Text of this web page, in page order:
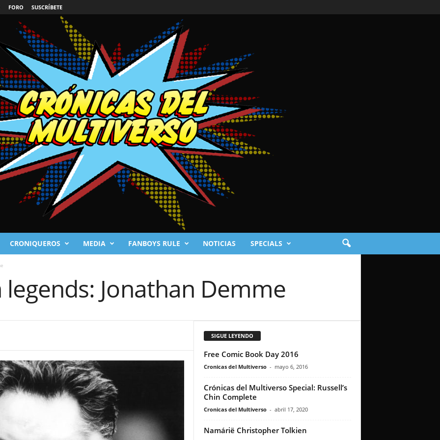
FORO SUSCRÍBETE
CRONIQUEROS MEDIA FANBOYS RULE NOTICIAS SPECIALS
legends: Jonathan Demme
SIGUE LEYENDO
Free Comic Book Day 2016
Cronicas del Multiverso - mayo 6, 2016
Crónicas del Multiverso Special: Russell’s
Chin Complete
Cronicas del Multiverso - abril 17, 2020
Namárië Christopher Tolkien